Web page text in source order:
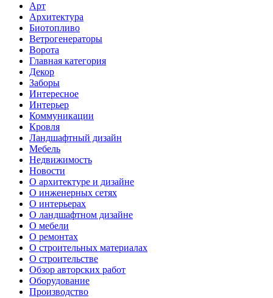
Арт
Архитектура
Биотопливо
Ветрогенераторы
Ворота
Главная категория
Декор
Заборы
Интересное
Интерьер
Коммуникации
Кровля
Ландшафтный дизайн
Мебель
Недвижимость
Новости
О архитектуре и дизайне
О инженерных сетях
О интерьерах
О ландшафтном дизайне
О мебели
О ремонтах
О строительных материалах
О строительстве
Обзор авторских работ
Оборудование
Производство